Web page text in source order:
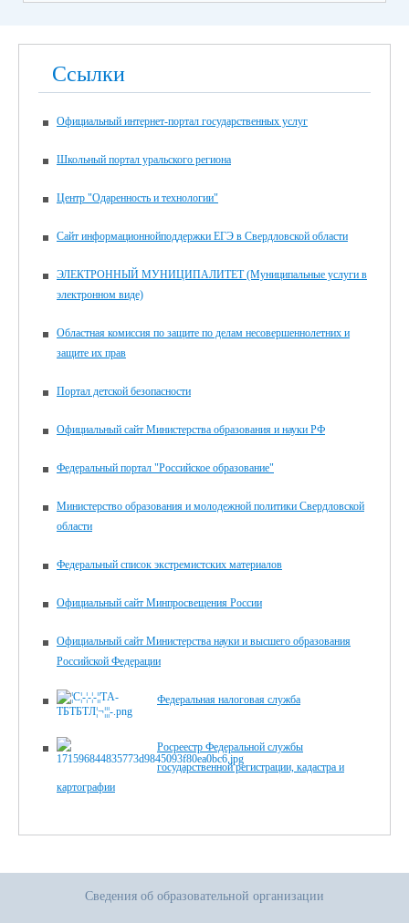
Ссылки
Официальный интернет-портал государственных услуг
Школьный портал уральского региона
Центр "Одаренность и технологии"
Сайт информационнойподдержки ЕГЭ в Свердловской области
ЭЛЕКТРОННЫЙ МУНИЦИПАЛИТЕТ (Муниципальные услуги в
электронном виде)
Областная комиссия по защите по делам несовершеннолетних и
защите их прав
Портал детской безопасности
Официальный сайт Министерства образования и науки РФ
Федеральный портал "Российское образование"
Министерство образования и молодежной политики Свердловской
области
Федеральный список экстремистских материалов
Официальный сайт Минпросвещения России
Официальный сайт Министерства науки и высшего образования
Российской Федерации
Федеральная налоговая служба
Росреестр Федеральной службы
государственной регистрации, кадастра и
картографии
Сведения об образовательной организации